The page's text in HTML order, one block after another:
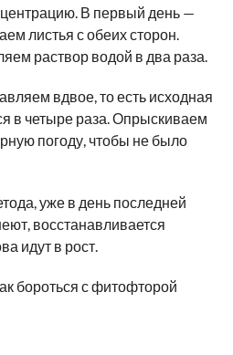
В первый день —
листья с обеих сторон.
раствор водой в два раза.
вдвое, то есть исходная
в четыре раза. Опрыскиваем
погоду, чтобы не было
уже в день последней
восстанавливается
идут в рост.
бороться с фитофторой